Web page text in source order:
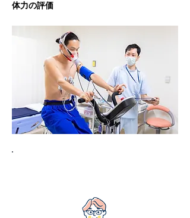
体力の評価